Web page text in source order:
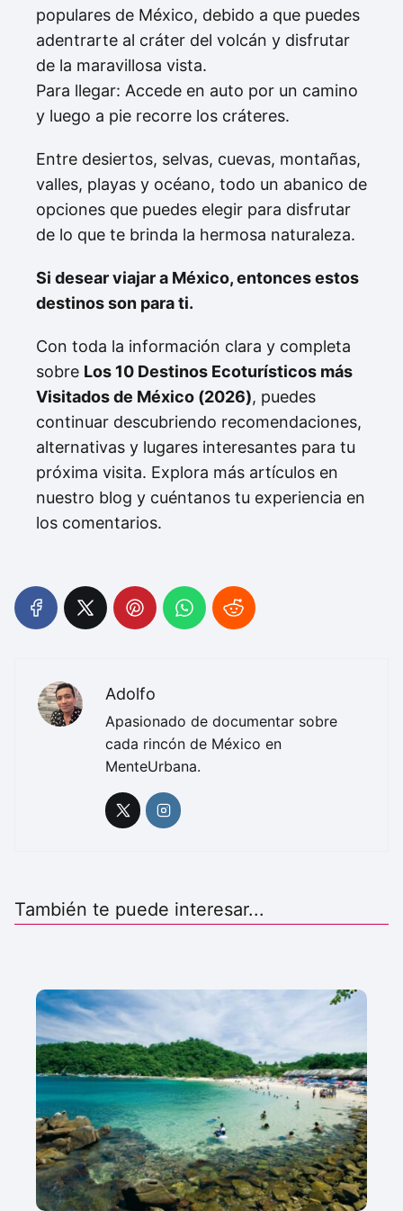
populares de México, debido a que puedes
adentrarte al cráter del volcán y disfrutar
de la maravillosa vista.
Para llegar: Accede en auto por un camino
y luego a pie recorre los cráteres.
Entre desiertos, selvas, cuevas, montañas,
valles, playas y océano, todo un abanico de
opciones que puedes elegir para disfrutar
de lo que te brinda la hermosa naturaleza.
Si desear viajar a México, entonces estos
destinos son para ti.
Con toda la información clara y completa
sobre Los 10 Destinos Ecoturísticos más
Visitados de México (2026), puedes
continuar descubriendo recomendaciones,
alternativas y lugares interesantes para tu
próxima visita. Explora más artículos en
nuestro blog y cuéntanos tu experiencia en
los comentarios.
Adolfo
Apasionado de documentar sobre
cada rincón de México en
MenteUrbana.
También te puede interesar...